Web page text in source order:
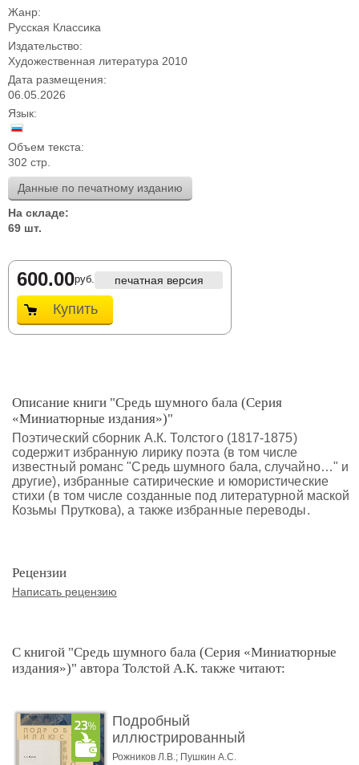
Жанр:
Русская Классика
Издательство:
Художественная литература 2010
Дата размещения:
06.05.2026
Язык:
Объем текста:
302 стр.
Данные по печатному изданию
На складе:
69 шт.
600.00руб. печатная версия
Купить
Описание книги "Средь шумного бала (Серия
«Миниатюрные издания»)"
Поэтический сборник А.К. Толстого (1817-1875)
содержит избранную лирику поэта (в том числе
известный романс "Средь шумного бала, случайно…" и
другие), избранные сатирические и юмористические
стихи (в том числе созданные под литературной маской
Козьмы Пруткова), а также избранные переводы.
Рецензии
Написать рецензию
С книгой "Средь шумного бала (Серия «Миниатюрные
издания»)" автора Толстой А.К. также читают:
Подробный
иллюстрированный
комментарий к ром� ...
Рожников Л.В.; Пушкин А.С.